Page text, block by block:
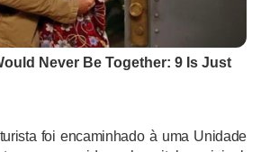
foi encaminhado à uma Unidade